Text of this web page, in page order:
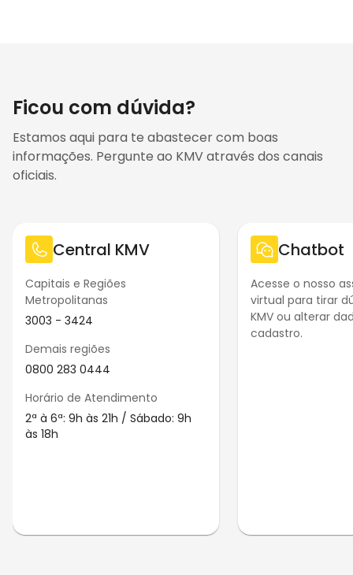
Ficou com dúvida?
Estamos aqui para te abastecer com boas
informações. Pergunte ao KMV através dos canais
oficiais.
Central KMV
Capitais e Regiões
Metropolitanas
3003 - 3424
Demais regiões
0800 283 0444
Horário de Atendimento
2ª à 6ª: 9h às 21h / Sábado: 9h
às 18h
Chatbot
Acesse o nosso
virtual para tirar
KMV ou alterar
cadastro.